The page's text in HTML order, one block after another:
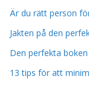
Är du rätt person
Jakten på den
Den perfekta
13 tips för att